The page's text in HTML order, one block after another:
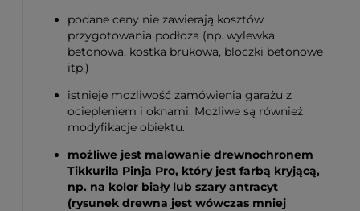
podane ceny nie zawierają kosztów
przygotowania podłoża (np. wylewka
betonowa, kostka brukowa, bloczki betonowe
itp.)
istnieje możliwość zamówienia garażu z
ociepleniem i oknami. Możliwe są również
modyfikacje obiektu.
możliwe jest malowanie drewnochronem
Tikkurila Pinja Pro, który jest farbą kryjącą,
np. na kolor biały lub szary antracyt
(rysunek drewna jest wówczas mniej